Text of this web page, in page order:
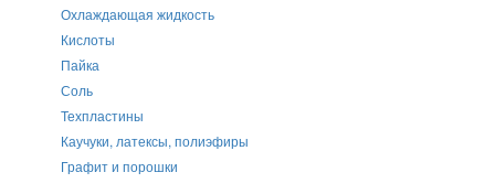
Охлаждающая жидкость
Кислоты
Пайка
Соль
Техпластины
Каучуки, латексы, полиэфиры
Графит и порошки